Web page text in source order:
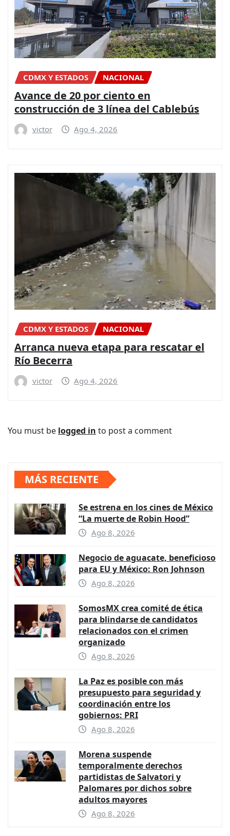
CDMX Y ESTADOS NACIONAL
Avance de 20 por ciento en
construcción de 3 línea del Cablebús
victor Ago 4, 2026
CDMX Y ESTADOS NACIONAL
Arranca nueva etapa para rescatar el
Río Becerra
victor Ago 4, 2026
You must be logged in to post a comment
MÁS RECIENTE
Se estrena en los cines de México
“La muerte de Robin Hood”
Ago 8, 2026
Negocio de aguacate, beneficioso
para EU y México: Ron Johnson
Ago 8, 2026
SomosMX crea comité de ética
para blindarse de candidatos
relacionados con el crimen
organizado
Ago 8, 2026
La Paz es posible con más
presupuesto para seguridad y
coordinación entre los
gobiernos: PRI
Ago 8, 2026
Morena suspende
temporalmente derechos
partidistas de Salvatori y
Palomares por dichos sobre
adultos mayores
Ago 8, 2026